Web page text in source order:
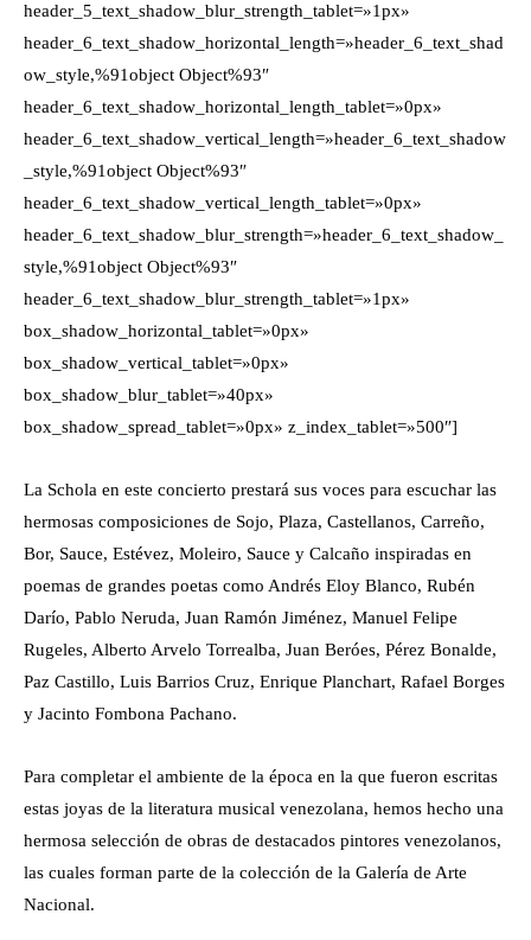
header_5_text_shadow_blur_strength_tablet=»1px»
header_6_text_shadow_horizontal_length=»header_6_text_shad
ow_style,%91object Object%93″
header_6_text_shadow_horizontal_length_tablet=»0px»
header_6_text_shadow_vertical_length=»header_6_text_shadow
_style,%91object Object%93″
header_6_text_shadow_vertical_length_tablet=»0px»
header_6_text_shadow_blur_strength=»header_6_text_shadow_
style,%91object Object%93″
header_6_text_shadow_blur_strength_tablet=»1px»
box_shadow_horizontal_tablet=»0px»
box_shadow_vertical_tablet=»0px»
box_shadow_blur_tablet=»40px»
box_shadow_spread_tablet=»0px» z_index_tablet=»500″]
La Schola en este concierto prestará sus voces para escuchar las
hermosas composiciones de Sojo, Plaza, Castellanos, Carreño,
Bor, Sauce, Estévez, Moleiro, Sauce y Calcaño inspiradas en
poemas de grandes poetas como Andrés Eloy Blanco, Rubén
Darío, Pablo Neruda, Juan Ramón Jiménez, Manuel Felipe
Rugeles, Alberto Arvelo Torrealba, Juan Beróes, Pérez Bonalde,
Paz Castillo, Luis Barrios Cruz, Enrique Planchart, Rafael Borges
y Jacinto Fombona Pachano.
Para completar el ambiente de la época en la que fueron escritas
estas joyas de la literatura musical venezolana, hemos hecho una
hermosa selección de obras de destacados pintores venezolanos,
las cuales forman parte de la colección de la Galería de Arte
Nacional.